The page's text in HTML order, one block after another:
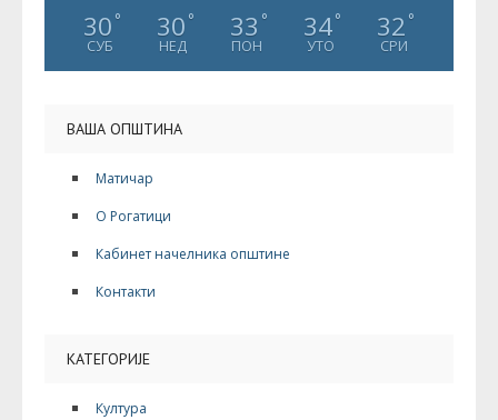
30 °
СУБ
30 °
НЕД
33 °
ПОН
34°
УТО
32 °
СРИ
ВАША ОПШТИНА
Матичар
О Рогатици
Кабинет начелника општине
Контакти
КАТЕГОРИЈЕ
Култура